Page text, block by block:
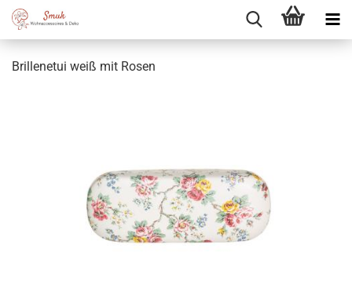
Brillenetui weiß mit Rosen